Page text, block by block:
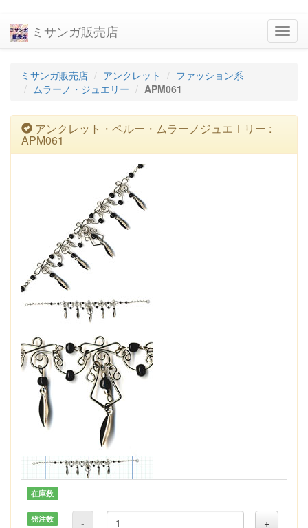
ミサンガ販売店
ミサンガ販売店 アンクレット
ファッション系
ムラーノ・ジュエリー
APM061
アンクレット・ペルー・ムラーノジュエｌリー :
APM061
在庫数
発注数 - +